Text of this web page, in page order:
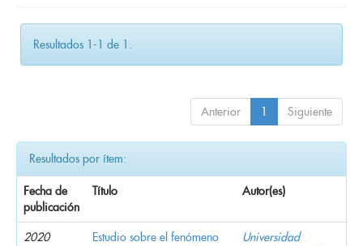
Resultados 1-1 de 1.
Anterior 1 Siguiente
Resultados por ítem:
Fecha de
publicación
Título Autor(es)
2020
Estudio sobre el fenómeno
Universidad